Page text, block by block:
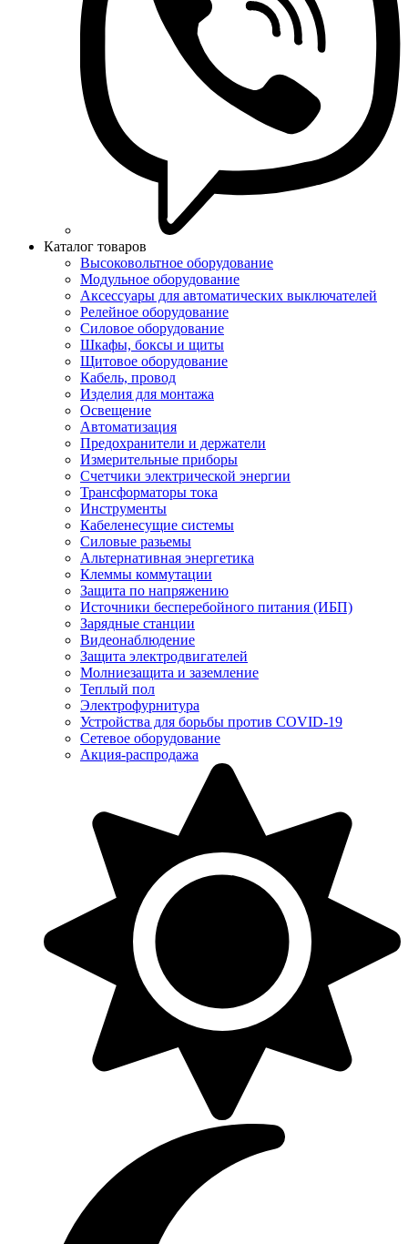
Каталог товаров
Высоковольтное оборудование
Модульное оборудование
Аксессуары для автоматических выключателей
Релейное оборудование
Силовое оборудование
Шкафы, боксы и щиты
Щитовое оборудование
Кабель, провод
Изделия для монтажа
Освещение
Автоматизация
Предохранители и держатели
Измерительные приборы
Счетчики электрической энергии
Трансформаторы тока
Инструменты
Кабеленесущие системы
Силовые разьемы
Альтернативная энергетика
Клеммы коммутации
Защита по напряжению
Источники бесперебойного питания (ИБП)
Зарядные станции
Видеонаблюдение
Защита электродвигателей
Молниезащита и заземление
Теплый пол
Электрофурнитура
Устройства для борьбы против COVID-19
Сетевое оборудование
Акция-распродажа